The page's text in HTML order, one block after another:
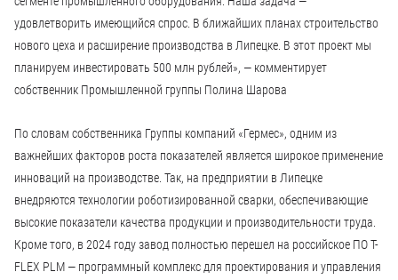
удовлетворить имеющийся спрос. В ближайших планах строительство
нового цеха и расширение производства в Липецке. В этот проект мы
планируем инвестировать 500 млн рублей», — комментирует
собственник Промышленной группы Полина Шарова
По словам собственника Группы компаний «Гермес», одним из
важнейших факторов роста показателей является широкое применение
инноваций на производстве. Так, на предприятии в Липецке
внедряются технологии роботизированной сварки, обеспечивающие
высокие показатели качества продукции и производительности труда.
Кроме того, в 2024 году завод полностью перешел на российское ПО T-
FLEX PLM — программный комплекс для проектирования и управления